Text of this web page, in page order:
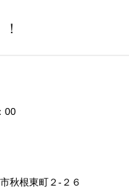
00
秋根東町２-２６